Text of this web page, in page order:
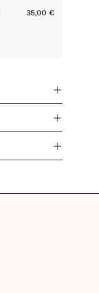
35,00 €